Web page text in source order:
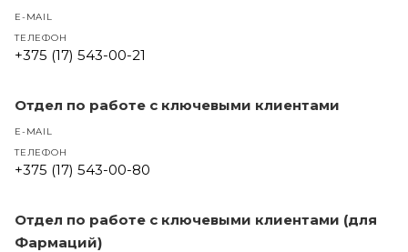
E-MAIL
ТЕЛЕФОН
+375 (17) 543-00-21
Отдел по работе с ключевыми клиентами
E-MAIL
ТЕЛЕФОН
+375 (17) 543-00-80
Отдел по работе с ключевыми клиентами (для
Фармаций)